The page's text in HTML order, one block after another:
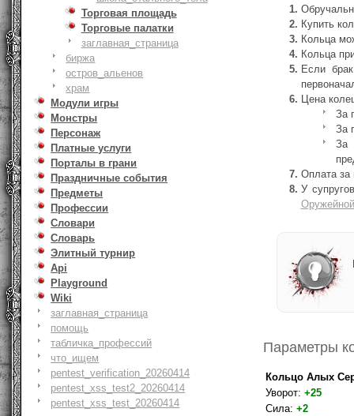
Торговая площадь
Торговые палатки
заглавная_страница
биржа
остров_альенов
храм
Модули игры
Монстры
Персонаж
Платные услуги
Порталы в грани
Праздничные события
Предметы
Профессии
Словари
Словарь
Элитный турнир
Api
Playground
Wiki
заглавная_страница
помощь
табличка_профессий
что_ищем
pentest_verification_20260414
pentest_xss_test2_20260414
pentest_xss_test_20260414
Купить
Кольца
Кольца
Если
Цена
За
За
За
Оплата за
У
Параметры
Кольцо Алых
Уворот: +25
Сила: +2